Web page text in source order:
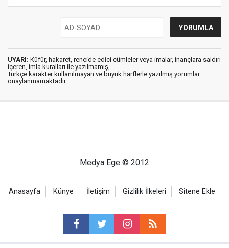
UYARI: Küfür, hakaret, rencide edici cümleler veya imalar, inançlara saldırı
içeren, imla kuralları ile yazılmamış,
Türkçe karakter kullanılmayan ve büyük harflerle yazılmış yorumlar
onaylanmamaktadır.
Medya Ege © 2012
Anasayfa Künye İletişim Gizlilik İlkeleri Sitene Ekle